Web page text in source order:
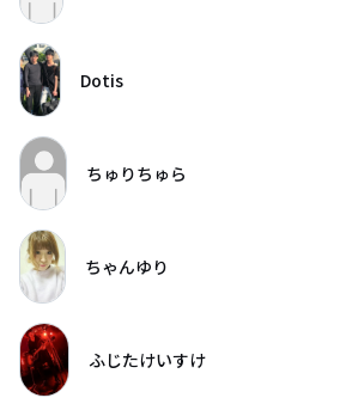
Dotis
ちゅりちゅら
ちゃんゆり
ふじたけいすけ